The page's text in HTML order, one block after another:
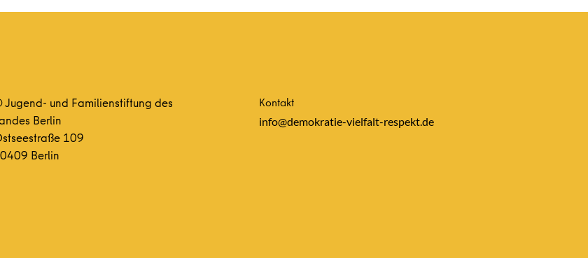
Jugend- und Familienstiftung des
Berlin
109
Berlin
Kontakt
info@demokratie-vielfalt-respekt.de